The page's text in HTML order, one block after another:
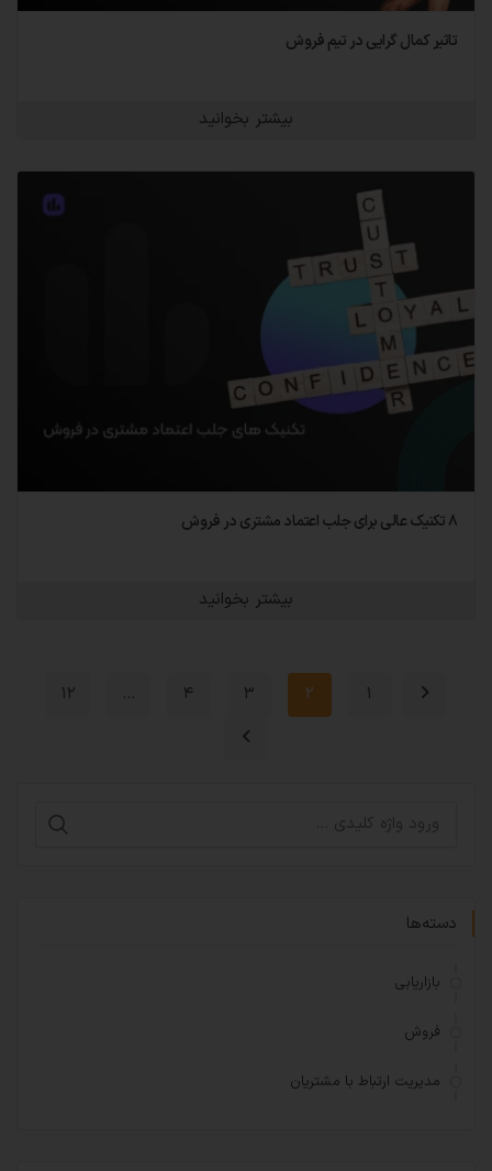
تاثیر کمال گرایی در تیم فروش
بیشتر بخوانید
۸ تکنیک عالی برای جلب اعتماد مشتری در فروش
بیشتر بخوانید
۱ ۲ ۳ ۴ … ۱۲
دسته‌ها
بازاریابی
فروش
مدیریت ارتباط با مشتریان